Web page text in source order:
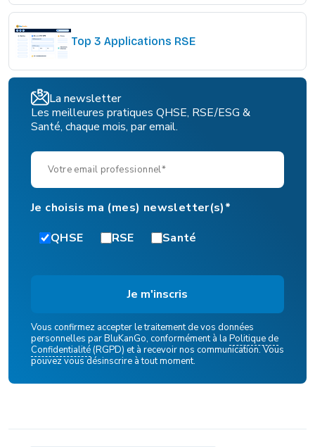
Top 3 Applications RSE
La newsletter
Les meilleures pratiques QHSE, RSE/ESG &
Santé, chaque mois, par email.
Je choisis ma (mes) newsletter(s)*
QHSE
RSE Santé
Vous confirmez accepter le traitement de vos données
personnelles par BluKanGo, conformément à la Politique de
Confidentialité(RGPD) et à recevoir nos communication. Vous
pouvez vous désinscrire à tout moment.